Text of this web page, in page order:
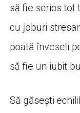
să fie serios tot
cu joburi
poată înveseli
să fie un iubit
Să găsești